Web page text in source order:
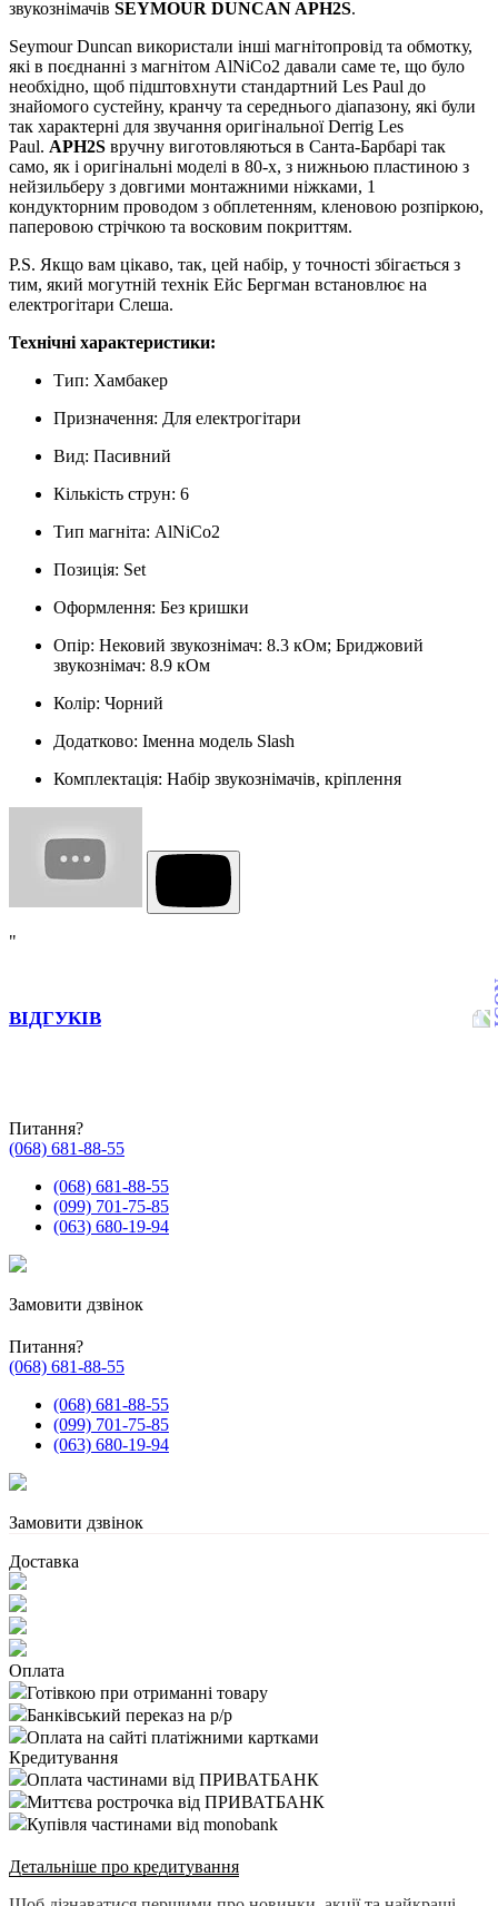
звукознімачів SEYMOUR DUNCAN APH2S.
Seymour Duncan використали інші магнітопровід та обмотку,
які в поєднанні з магнітом AlNiCo2 давали саме те, що було
необхідно, щоб підштовхнути стандартний Les Paul до
знайомого сустейну, кранчу та середнього діапазону, які були
так характерні для звучання оригінальної Derrig Les
Paul. APH2S вручну виготовляються в Санта-Барбарі так
само, як і оригінальні моделі в 80-х, з нижньою пластиною з
нейзильберу з довгими монтажними ніжками, 1
кондукторним проводом з обплетенням, кленовою розпіркою,
паперовою стрічкою та восковим покриттям.
P.S. Якщо вам цікаво, так, цей набір, у точності збігається з
тим, який могутній технік Ейс Бергман встановлює на
електрогітари Слеша.
Технічні характеристики:
Тип: Хамбакер
Призначення: Для електрогітари
Вид: Пасивний
Кількість струн: 6
Тип магніта: AlNiCo2
Позиція: Set
Оформлення: Без кришки
Опір: Нековий звукознімач: 8.3 кОм; Бриджовий
звукознімач: 8.9 кОм
Колір: Чорний
Додатково: Іменна модель Slash
Комплектація: Набір звукознімачів, кріплення
"
ВІДГУКІВ
Питання?
(068) 681-88-55
(068) 681-88-55
(099) 701-75-85
(063) 680-19-94
Замовити дзвінок
Питання?
(068) 681-88-55
(068) 681-88-55
(099) 701-75-85
(063) 680-19-94
Замовити дзвінок
Доставка
Оплата
Готівкою при отриманні товару
Банківський переказ на р/р
Оплата на сайті платіжними картками
Кредитування
Оплата частинами від ПРИВАТБАНК
Миттєва рострочка від ПРИВАТБАНК
Купівля частинами від monobank
Детальніше про кредитування